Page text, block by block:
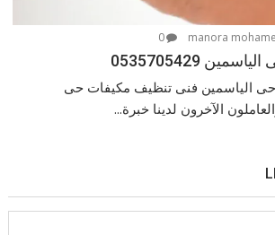
0
0535705429
الياسمين فنى تنظيف مكيفات حى
الآخرون لدينا خبرة...